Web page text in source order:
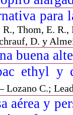
para
Thom, E.
D. y
buena
ethyl y
Lozano C.;
aérea y